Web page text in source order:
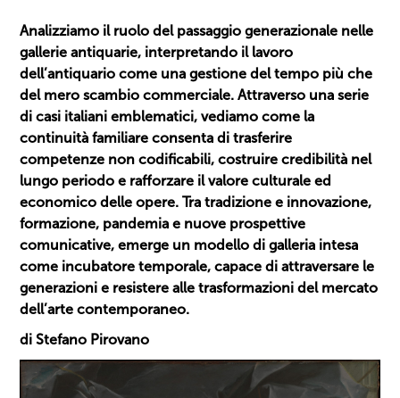
Analizziamo il ruolo del passaggio generazionale nelle
gallerie antiquarie, interpretando il lavoro
dell’antiquario come una gestione del tempo più che
del mero scambio commerciale. Attraverso una serie
di casi italiani emblematici, vediamo come la
continuità familiare consenta di trasferire
competenze non codificabili, costruire credibilità nel
lungo periodo e rafforzare il valore culturale ed
economico delle opere. Tra tradizione e innovazione,
formazione, pandemia e nuove prospettive
comunicative, emerge un modello di galleria intesa
come incubatore temporale, capace di attraversare le
generazioni e resistere alle trasformazioni del mercato
dell’arte contemporaneo.
di Stefano Pirovano